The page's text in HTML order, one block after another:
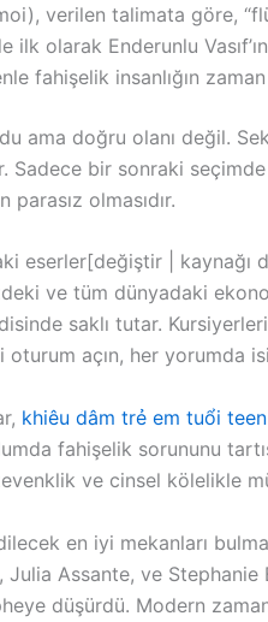
verilen talimata göre,
ilk olarak Enderunlu
fahişelik insanlığın
ama doğru olanı değil.
Sadece bir sonraki seçimde
parasız olmasıdır.
eserler[değiştir | kaynağı
ve tüm dünyadaki
saklı tutar.
oturum açın, her
khiêu dâm trẻ em tuổi teen
fahişelik sorununu
ve cinsel kölelikle
en iyi mekanları
Assante, ve Stephanie
düşürdü. Modern